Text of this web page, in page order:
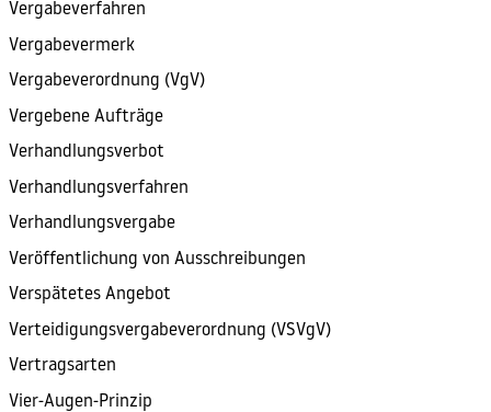
Vergabeverfahren
Vergabevermerk
Vergabeverordnung (VgV)
Vergebene Aufträge
Verhandlungsverbot
Verhandlungsverfahren
Verhandlungsvergabe
Veröffentlichung von Ausschreibungen
Verspätetes Angebot
Verteidigungsvergabeverordnung (VSVgV)
Vertragsarten
Vier-Augen-Prinzip